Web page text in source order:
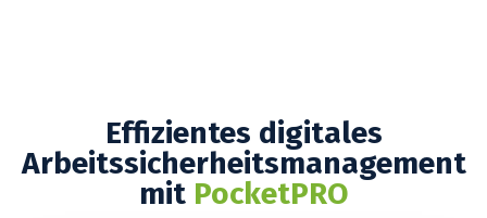
Effizientes digitales
Arbeitssicherheitsmanagement
mit PocketPRO